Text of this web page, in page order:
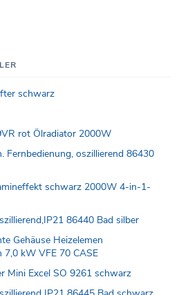
schwarz
rot Ölradiator 2000W
Fernbedienung, oszillierend 86430
schwarz 2000W 4-in-1-
86440 Bad silber
Gehäuse Heizelemen
7,0 kW VFE 70 CASE
Mini Excel SO 9261 schwarz